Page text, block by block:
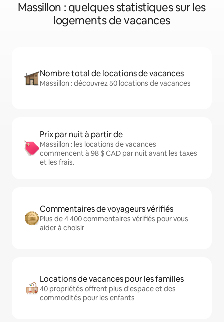
Massillon : quelques statistiques sur les
logements de vacances
Nombre total de locations de vacances
Massillon : découvrez 50 locations de vacances
Prix par nuit à partir de
Massillon : les locations de vacances
commencent à 98 $ CAD par nuit avant les taxes
et les frais.
Commentaires de voyageurs vérifiés
Plus de 4 400 commentaires vérifiés pour vous
aider à choisir
Locations de vacances pour les familles
40 propriétés offrent plus d'espace et des
commodités pour les enfants